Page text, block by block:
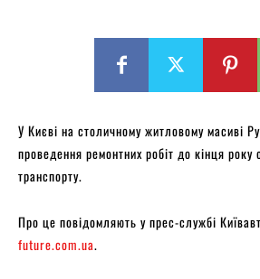
У Києві на столичному житловому масиві
проведення ремонтних робіт до кінця року
транспорту.
Про це повідомляють у прес-службі
future.com.ua.